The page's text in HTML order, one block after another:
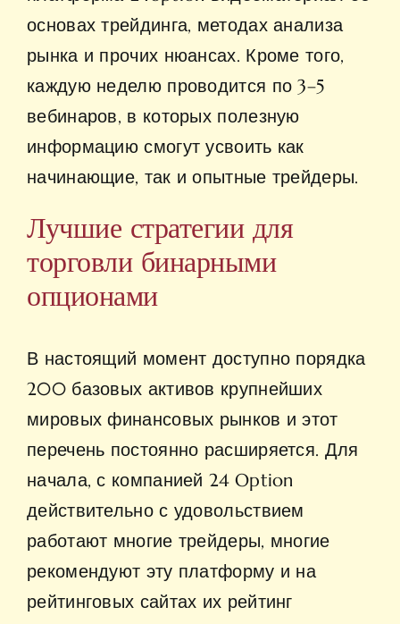
основах трейдинга, методах анализа
рынка и прочих нюансах. Кроме того,
каждую неделю проводится по 3–5
вебинаров, в которых полезную
информацию смогут усвоить как
начинающие, так и опытные трейдеры.
Лучшие стратегии для
торговли бинарными
опционами
В настоящий момент доступно порядка
200 базовых активов крупнейших
мировых финансовых рынков и этот
перечень постоянно расширяется. Для
начала, с компанией 24 Option
действительно с удовольствием
работают многие трейдеры, многие
рекомендуют эту платформу и на
рейтинговых сайтах их рейтинг